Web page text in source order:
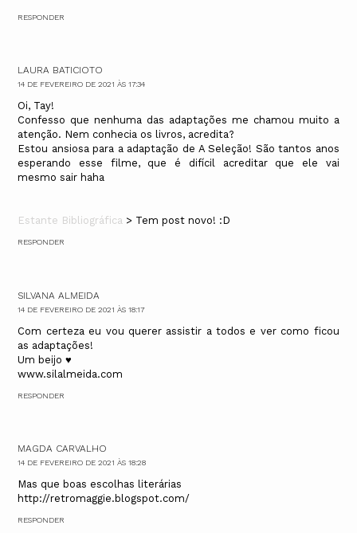
RESPONDER
LAURA BATICIOTO
14 DE FEVEREIRO DE 2021 ÀS 17:34
Oi, Tay!
Confesso que nenhuma das adaptações me chamou muito a
atenção. Nem conhecia os livros, acredita?
Estou ansiosa para a adaptação de A Seleção! São tantos anos
esperando esse filme, que é difícil acreditar que ele vai
mesmo sair haha
Estante Bibliográfica > Tem post novo! :D
RESPONDER
SILVANA ALMEIDA
14 DE FEVEREIRO DE 2021 ÀS 18:17
Com certeza eu vou querer assistir a todos e ver como ficou
as adaptações!
Um beijo ♥
www.silalmeida.com
RESPONDER
MAGDA CARVALHO
14 DE FEVEREIRO DE 2021 ÀS 18:28
Mas que boas escolhas literárias
http://retromaggie.blogspot.com/
RESPONDER